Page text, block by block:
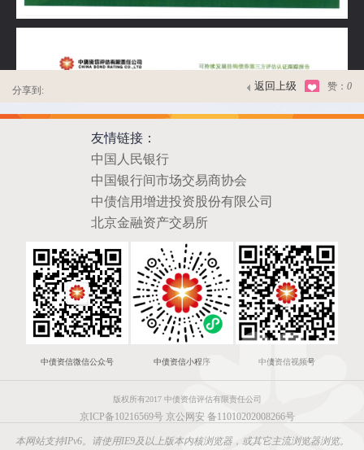
分享到: 返回上级 赞： 0
友情链接：
中国人民银行
中国银行间市场交易商协会
中债信用增进投资股份有限公司
北京金融资产交易所
中债资信微信公众号 中债资信小程序 中债资信视频号
版权所有2017 中债资信评估有限责任公司
京ICP备10216569号 京公网安 备11010202008266号
本网站支持IPv6。请使用IE9及以上版本内核浏览器，或其它主流浏览器浏览。